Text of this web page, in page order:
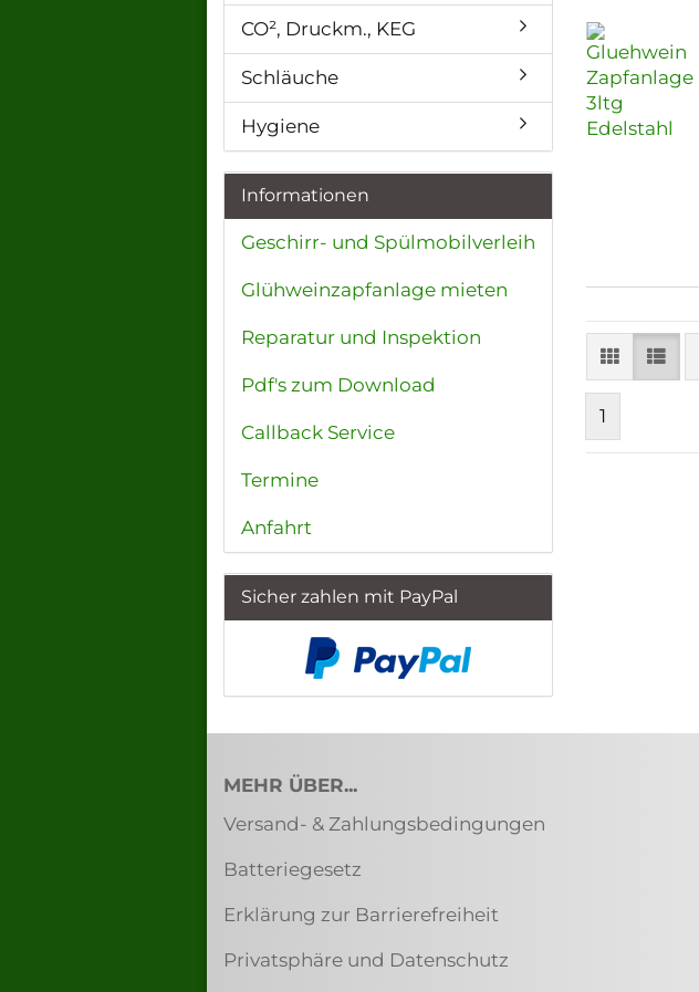
1
CO², Druckm., KEG
Schläuche
Hygiene
Informationen
Geschirr- und Spülmobilverleih
Glühweinzapfanlage mieten
Reparatur und Inspektion
Pdf's zum Download
Callback Service
Termine
Anfahrt
Sicher zahlen mit PayPal
MEHR ÜBER...
Versand- & Zahlungsbedingungen
Batteriegesetz
Erklärung zur Barrierefreiheit
Privatsphäre und Datenschutz